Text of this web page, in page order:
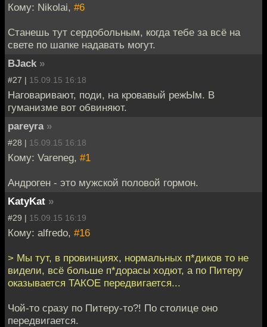
Кому: Nikolai, #6
Станешь тут сердобольным, когда тебе за всё на
свете по шапке надавать могут.
BJack »
#27 | 15.09.15 16:18
Наговаривают, поди, на кровавый режЫм. В
гуманизме вот обвиняют.
pareyra »
#28 | 15.09.15 16:18
Кому: Vareneg, #1
Андроген - это мужской половой гормон.
KatyKat »
#29 | 15.09.15 16:19
Кому: alfredo, #16
> Мы тут, в провинциях, нормальных п*диков то не
видели, всё больше п*дорасы ходют, а по Питеру
оказывается ТАКОЕ передвигается...
Чой-то сразу по Питеру-то?! По столице оно
передвигается.